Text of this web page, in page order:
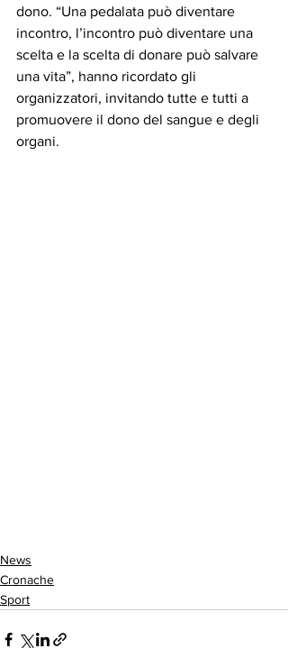
dono. “Una pedalata può diventare
incontro, l’incontro può diventare una
scelta e la scelta di donare può salvare
una vita”, hanno ricordato gli
organizzatori, invitando tutte e tutti a
promuovere il dono del sangue e degli
organi.
News
Cronache
Sport